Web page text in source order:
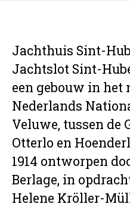
Jachthuis Sint-
Jachtslot Sint-
een gebouw in het
Nederlands
Veluwe, tussen de
Otterlo en
1914 ontworpen
Berlage, in
Helene Kröller-